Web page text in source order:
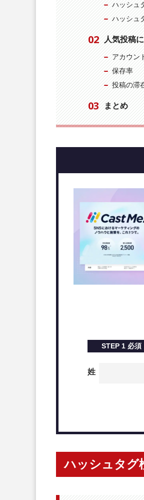
ハッシュ
ハッシュ
人気投稿
アカウン
保存率
投稿の滞
まとめ
STEP 1 必須
姓
ハッシュタグ